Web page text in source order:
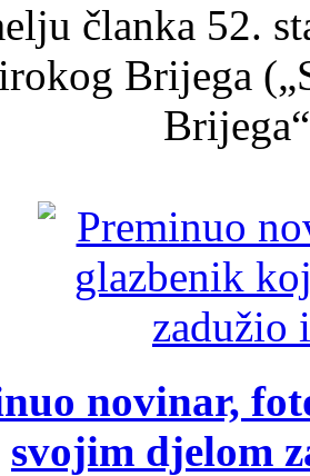
članka 52.
Brijega
novinar,
svojim djelom